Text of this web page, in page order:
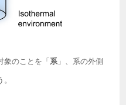
象のことを「系」、系の外側